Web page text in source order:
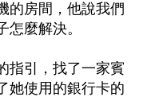
的房間，他說我們
麼解決。
指引，找了一家賓
她使用的銀行卡的